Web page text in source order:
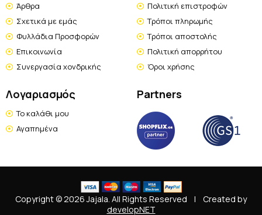
Άρθρα
Σχετικά με εμάς
Φυλλάδια Προσφορών
Επικοινωνία
Συνεργασία χονδρικής
Πολιτική επιστροφών
Τρόποι πληρωμής
Τρόποι αποστολής
Πολιτική απορρήτου
Όροι χρήσης
Λογαριασμός
Το καλάθι μου
Αγαπημένα
Partners
Copyright © 2026 Jajala. All Rights Reserved |
Created by
developNET